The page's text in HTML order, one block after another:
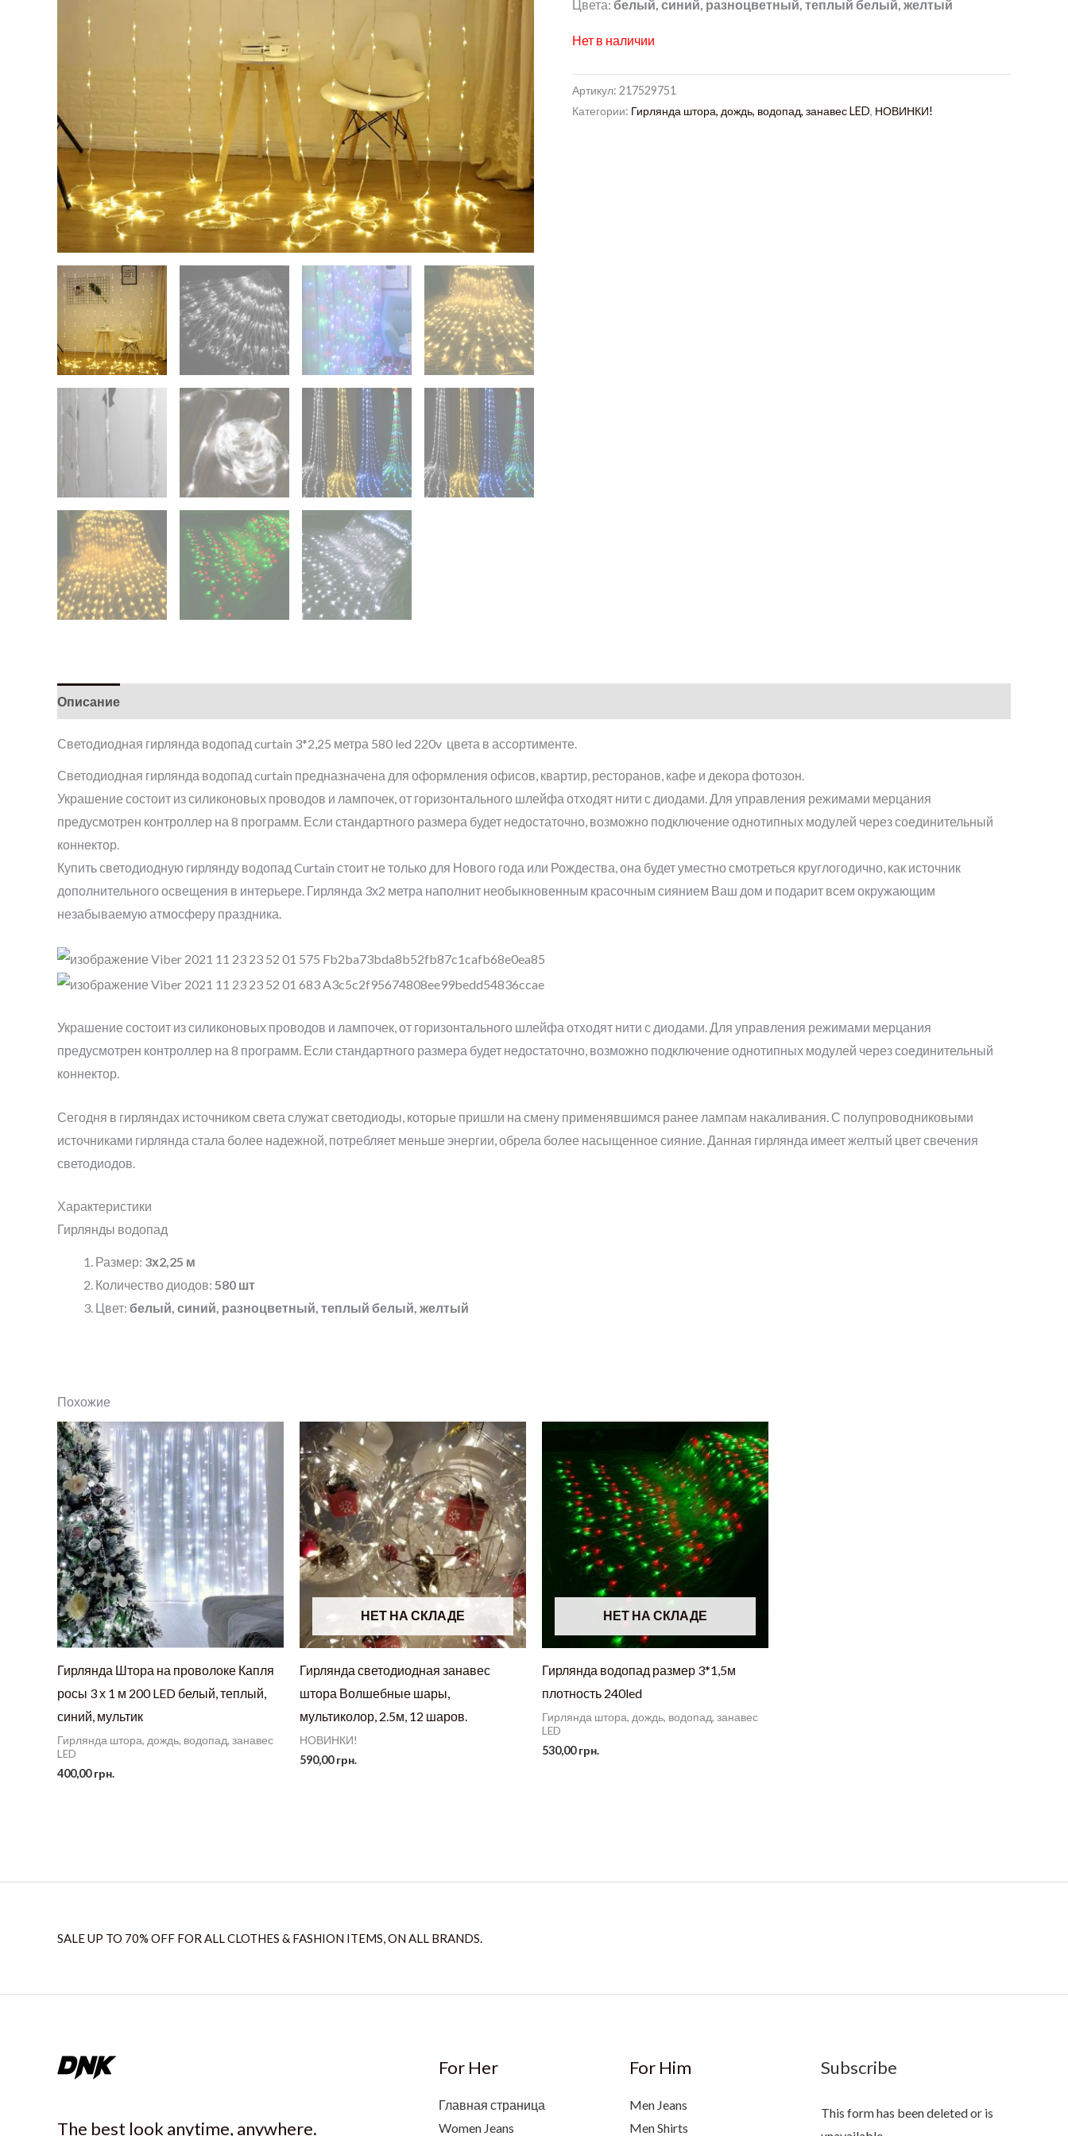
Цвета: белый, синий, разноцветный, теплый белый, желтый
Нет в наличии
Артикул: 217529751
Категории: Гирлянда штора, дождь, водопад, занавес LED, НОВИНКИ!
Описание
Светодиодная гирлянда водопад curtain 3*2,25 метра 580 led 220v цвета в ассортименте.
Светодиодная гирлянда водопад curtain предназначена для оформления офисов, квартир, ресторанов, кафе и декора фотозон.
Украшение состоит из силиконовых проводов и лампочек, от горизонтального шлейфа отходят нити с диодами. Для управления режимами мерцания
предусмотрен контроллер на 8 программ. Если стандартного размера будет недостаточно, возможно подключение однотипных модулей через соединительный
коннектор.
Купить светодиодную гирлянду водопад Curtain стоит не только для Нового года или Рождества, она будет уместно смотреться круглогодично, как источник
дополнительного освещения в интерьере. Гирлянда 3х2 метра наполнит необыкновенным красочным сиянием Ваш дом и подарит всем окружающим
незабываемую атмосферу праздника.
Украшение состоит из силиконовых проводов и лампочек, от горизонтального шлейфа отходят нити с диодами. Для управления режимами мерцания
предусмотрен контроллер на 8 программ. Если стандартного размера будет недостаточно, возможно подключение однотипных модулей через соединительный
коннектор.
Сегодня в гирляндах источником света служат светодиоды, которые пришли на смену применявшимся ранее лампам накаливания. С полупроводниковыми
источниками гирлянда стала более надежной, потребляет меньше энергии, обрела более насыщенное сияние. Данная гирлянда имеет желтый цвет свечения
светодиодов.
Характеристики
Гирлянды водопад
Размер: 3х2,25 м
Количество диодов: 580 шт
Цвет: белый, синий, разноцветный, теплый белый, желтый
Похожие
Гирлянда Штора на проволоке Капля
росы 3 х 1 м 200 LED белый, теплый,
синий, мультик
Гирлянда штора, дождь, водопад, занавес
LED
400,00грн.
НЕТ НА СКЛАДЕ
Гирлянда светодиодная занавес
штора Волшебные шары,
мультиколор, 2.5м, 12 шаров.
НОВИНКИ!
590,00грн.
НЕТ НА СКЛАДЕ
Гирлянда водопад размер 3*1,5м
плотность 240led
Гирлянда штора, дождь, водопад, занавес
LED
530,00грн.
SALE UP TO 70% OFF FOR ALL CLOTHES & FASHION ITEMS, ON ALL BRANDS.
The best look anytime, anywhere.
For Her
Главная страница
Women Jeans
For Him
Men Jeans
Men Shirts
Subscribe
This form has been deleted or is